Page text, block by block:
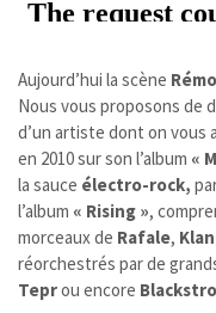
Aujourd’hui la scène
Nous vous proposons de
d’un artiste dont on vous
en 2010 sur son l’album «
la sauce électro-rock,
l’album « Rising »,
morceaux de Rafale,
réorchestrés par de
Teprou encore